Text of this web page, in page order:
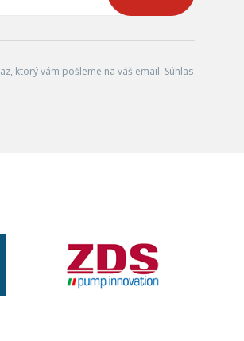
ktorý vám pošleme na váš email. Súhlas